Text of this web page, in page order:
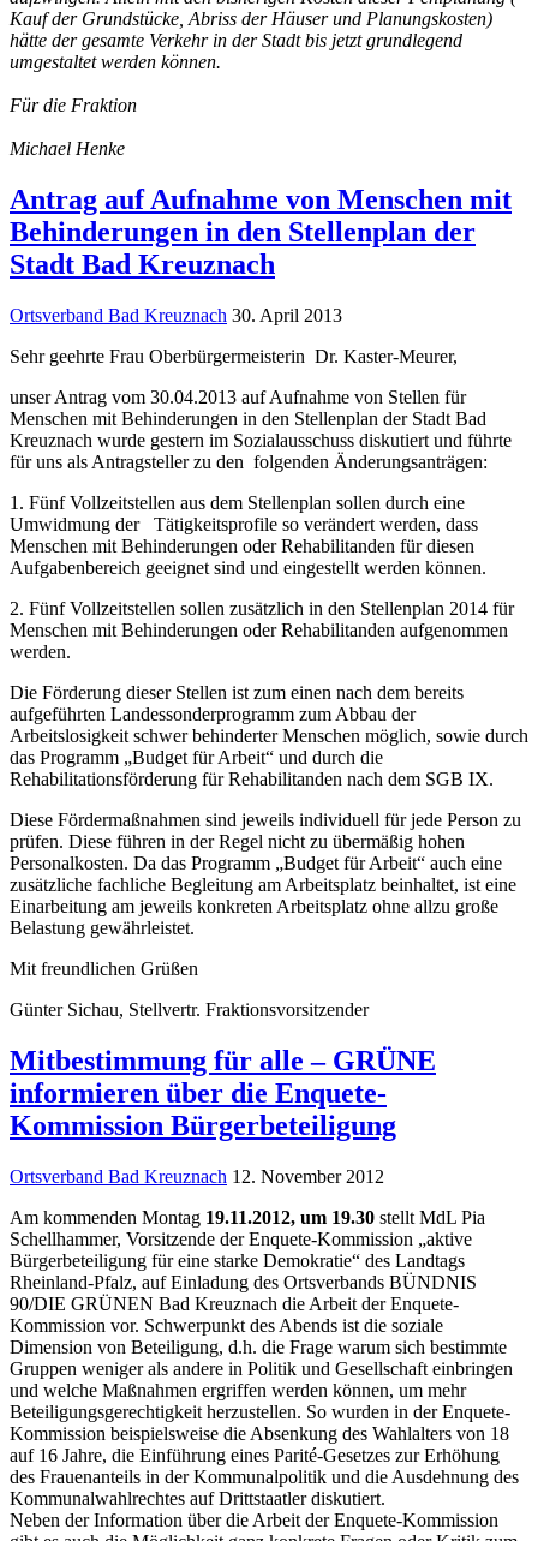
Kauf der Grundstücke, Abriss der Häuser und Planungskosten)
hätte der gesamte Verkehr in der Stadt bis jetzt grundlegend
umgestaltet werden können.
Für die Fraktion
Michael Henke
Antrag auf Aufnahme von Menschen mit
Behinderungen in den Stellenplan der
Stadt Bad Kreuznach
Ortsverband Bad Kreuznach 30. April 2013
Sehr geehrte Frau Oberbürgermeisterin Dr. Kaster-Meurer,
unser Antrag vom 30.04.2013 auf Aufnahme von Stellen für
Menschen mit Behinderungen in den Stellenplan der Stadt Bad
Kreuznach wurde gestern im Sozialausschuss diskutiert und führte
für uns als Antragsteller zu den folgenden Änderungsanträgen:
1. Fünf Vollzeitstellen aus dem Stellenplan sollen durch eine
Umwidmung der Tätigkeitsprofile so verändert werden, dass
Menschen mit Behinderungen oder Rehabilitanden für diesen
Aufgabenbereich geeignet sind und eingestellt werden können.
2. Fünf Vollzeitstellen sollen zusätzlich in den Stellenplan 2014 für
Menschen mit Behinderungen oder Rehabilitanden aufgenommen
werden.
Die Förderung dieser Stellen ist zum einen nach dem bereits
aufgeführten Landessonderprogramm zum Abbau der
Arbeitslosigkeit schwer behinderter Menschen möglich, sowie durch
das Programm „Budget für Arbeit“ und durch die
Rehabilitationsförderung für Rehabilitanden nach dem SGB IX.
Diese Fördermaßnahmen sind jeweils individuell für jede Person zu
prüfen. Diese führen in der Regel nicht zu übermäßig hohen
Personalkosten. Da das Programm „Budget für Arbeit“ auch eine
zusätzliche fachliche Begleitung am Arbeitsplatz beinhaltet, ist eine
Einarbeitung am jeweils konkreten Arbeitsplatz ohne allzu große
Belastung gewährleistet.
Mit freundlichen Grüßen
Günter Sichau, Stellvertr. Fraktionsvorsitzender
Mitbestimmung für alle – GRÜNE
informieren über die Enquete-
Kommission Bürgerbeteiligung
Ortsverband Bad Kreuznach 12. November 2012
Am kommenden Montag 19.11.2012, um 19.30 stellt MdL Pia
Schellhammer, Vorsitzende der Enquete-Kommission „aktive
Bürgerbeteiligung für eine starke Demokratie“ des Landtags
Rheinland-Pfalz, auf Einladung des Ortsverbands BÜNDNIS
90/DIE GRÜNEN Bad Kreuznach die Arbeit der Enquete-
Kommission vor. Schwerpunkt des Abends ist die soziale
Dimension von Beteiligung, d.h. die Frage warum sich bestimmte
Gruppen weniger als andere in Politik und Gesellschaft einbringen
und welche Maßnahmen ergriffen werden können, um mehr
Beteiligungsgerechtigkeit herzustellen. So wurden in der Enquete-
Kommission beispielsweise die Absenkung des Wahlalters von 18
auf 16 Jahre, die Einführung eines Parité-Gesetzes zur Erhöhung
des Frauenanteils in der Kommunalpolitik und die Ausdehnung des
Kommunalwahlrechtes auf Drittstaatler diskutiert.
Neben der Information über die Arbeit der Enquete-Kommission